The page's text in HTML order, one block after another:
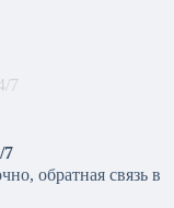
7
обратная связь в